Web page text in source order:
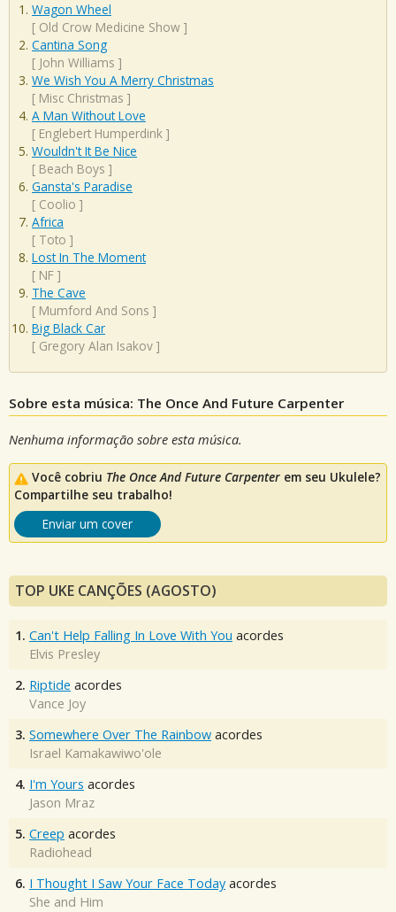
Wagon Wheel
[ Old Crow Medicine Show ]
Cantina Song
[ John Williams ]
We Wish You A Merry Christmas
[ Misc Christmas ]
A Man Without Love
[ Englebert Humperdink ]
Wouldn't It Be Nice
[ Beach Boys ]
Gansta's Paradise
[ Coolio ]
Africa
[ Toto ]
Lost In The Moment
[ NF ]
The Cave
[ Mumford And Sons ]
Big Black Car
[ Gregory Alan Isakov ]
Sobre esta música: The Once And Future Carpenter
Nenhuma informação sobre esta música.
Você cobriu The Once And Future Carpenter em seu Ukulele?
Compartilhe seu trabalho!
Enviar um cover
TOP UKE CANÇÕES (AGOSTO)
1. Can't Help Falling In Love With You acordes
Elvis Presley
2. Riptide acordes
Vance Joy
3. Somewhere Over The Rainbow acordes
Israel Kamakawiwo'ole
4. I'm Yours acordes
Jason Mraz
5. Creep acordes
Radiohead
6. I Thought I Saw Your Face Today acordes
She and Him